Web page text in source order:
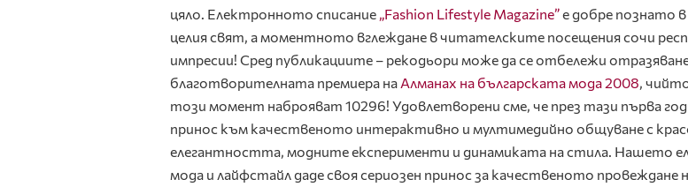
цяло. Електронното списание „Fashion Lifestyle Magazine”е добре познато
целия свят, а моментното вглеждане в читателските посещения сочи
импресии! Сред публикациите – рекодьори може да се отбележи
благотворителната премиера на Алманах на българската мода 2008,
този момент наброяват 10296! Удовлетворени сме, че през тази първа
принос към качественото интерактивно и мултимедийно общуване с
елегантността, модните експерименти и динамиката на стила. Нашето
мода и лайфстайл даде своя сериозен принос за качественото провеждане